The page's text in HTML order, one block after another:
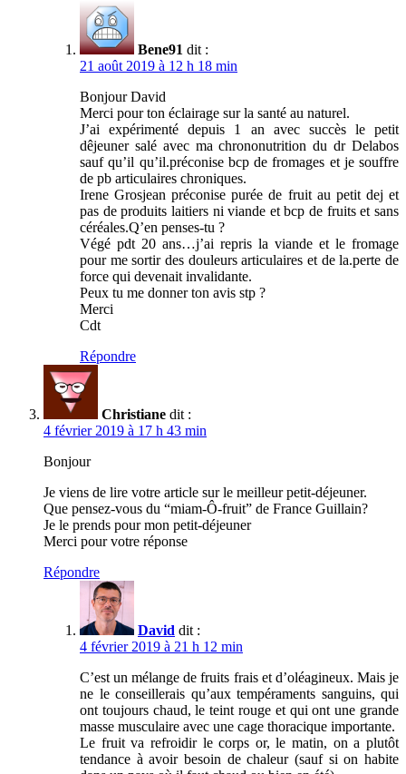
Bene91 dit :
21 août 2019 à 12 h 18 min
Bonjour David
Merci pour ton éclairage sur la santé au naturel.
J’ai expérimenté depuis 1 an avec succès le petit
dêjeuner salé avec ma chrononutrition du dr Delabos
sauf qu’il qu’il.préconise bcp de fromages et je souffre
de pb articulaires chroniques.
Irene Grosjean préconise purée de fruit au petit dej et
pas de produits laitiers ni viande et bcp de fruits et sans
céréales.Q’en penses-tu ?
Végé pdt 20 ans…j’ai repris la viande et le fromage
pour me sortir des douleurs articulaires et de la.perte de
force qui devenait invalidante.
Peux tu me donner ton avis stp ?
Merci
Cdt
Répondre
Christiane dit :
4 février 2019 à 17 h 43 min
Bonjour
Je viens de lire votre article sur le meilleur petit-déjeuner.
Que pensez-vous du “miam-Ô-fruit” de France Guillain?
Je le prends pour mon petit-déjeuner
Merci pour votre réponse
Répondre
David dit :
4 février 2019 à 21 h 12 min
C’est un mélange de fruits frais et d’oléagineux. Mais je
ne le conseillerais qu’aux tempéraments sanguins, qui
ont toujours chaud, le teint rouge et qui ont une grande
masse musculaire avec une cage thoracique importante.
Le fruit va refroidir le corps or, le matin, on a plutôt
tendance à avoir besoin de chaleur (sauf si on habite